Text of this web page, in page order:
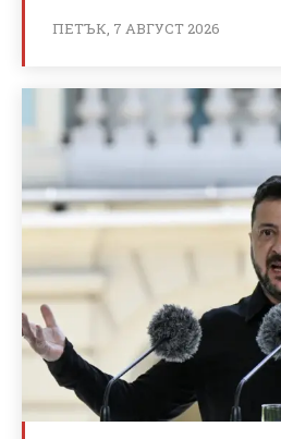
ПЕТЪК, 7 АВГУСТ 2026